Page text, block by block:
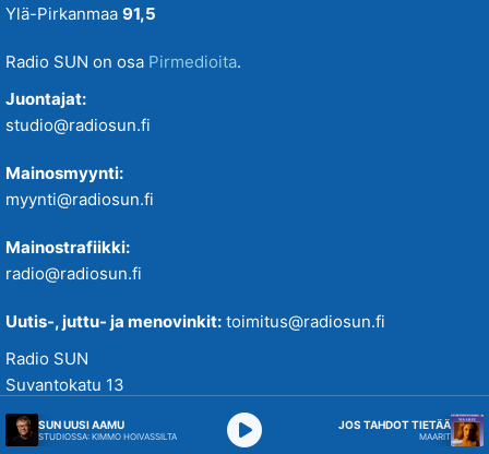
SUN Viihteelle -toivekonsertti
Tiistaitanssit klo 19-21
VIIKONLOPUN MENOVINKIT
Ylä-Pirkanmaa 91,5
Radio SUN on osa Pirmedioita.
Juontajat:
studio@radiosun.fi
Mainosmyynti:
myynti@radiosun.fi
Mainostrafiikki:
radio@radiosun.fi
Uutis-, juttu- ja menovinkit: toimitus@radiosun.fi
Radio SUN
Suvantokatu 13
33100 Tampere
SUN UUSI AAMU
STUDIOSSA: KIMMO HOIVASSILTA
JOS TAHDOT TIETÄÄ
MAARIT